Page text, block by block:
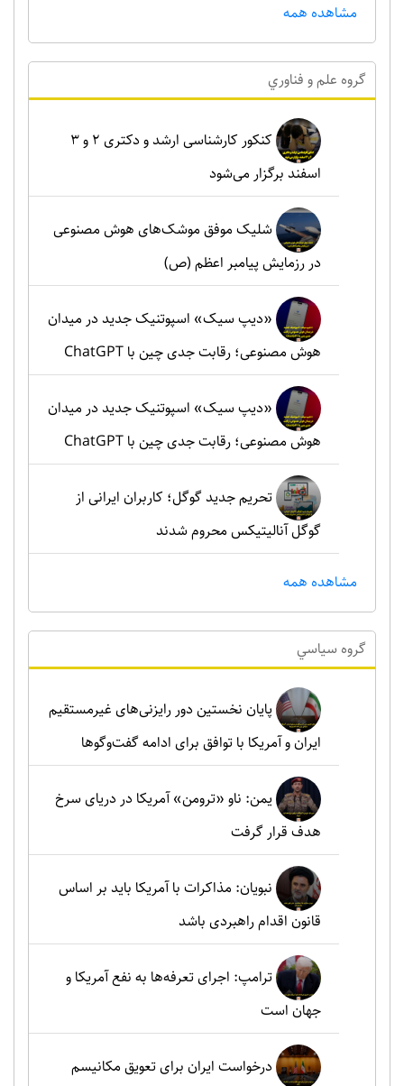
مشاهده همه
گروه علم و فناوري
کنکور کارشناسی ارشد و دکتری ۲ و ۳
اسفند برگزار می‌شود
شلیک موفق موشک‌های هوش مصنوعی
در رزمایش پیامبر اعظم (ص)
«دیپ سیک» اسپوتنیک جدید در میدان
هوش مصنوعی؛ رقابت جدی چین با ChatGPT
«دیپ سیک» اسپوتنیک جدید در میدان
هوش مصنوعی؛ رقابت جدی چین با ChatGPT
تحریم جدید گوگل؛ کاربران ایرانی از
گوگل آنالیتیکس محروم شدند
مشاهده همه
گروه سياسي
پایان نخستین دور رایزنی‌های غیرمستقیم
ایران و آمریکا با توافق برای ادامه گفت‌وگوها
یمن: ناو «ترومن» آمریکا در دریای سرخ
هدف قرار گرفت
نبویان: مذاکرات با آمریکا باید بر اساس
قانون اقدام راهبردی باشد
ترامپ: اجرای تعرفه‌ها به نفع آمریکا و
جهان است
درخواست ایران برای تعویق مکانیسم